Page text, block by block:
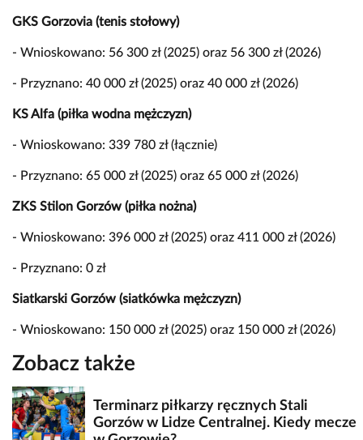
GKS Gorzovia (tenis stołowy)
- Wnioskowano: 56 300 zł (2025) oraz 56 300 zł (2026)
- Przyznano: 40 000 zł (2025) oraz 40 000 zł (2026)
KS Alfa (piłka wodna mężczyzn)
- Wnioskowano: 339 780 zł (łącznie)
- Przyznano: 65 000 zł (2025) oraz 65 000 zł (2026)
ZKS Stilon Gorzów (piłka nożna)
- Wnioskowano: 396 000 zł (2025) oraz 411 000 zł (2026)
- Przyznano: 0 zł
Siatkarski Gorzów (siatkówka mężczyzn)
- Wnioskowano: 150 000 zł (2025) oraz 150 000 zł (2026)
Zobacz także
Terminarz piłkarzy ręcznych Stali
Gorzów w Lidze Centralnej. Kiedy mecze